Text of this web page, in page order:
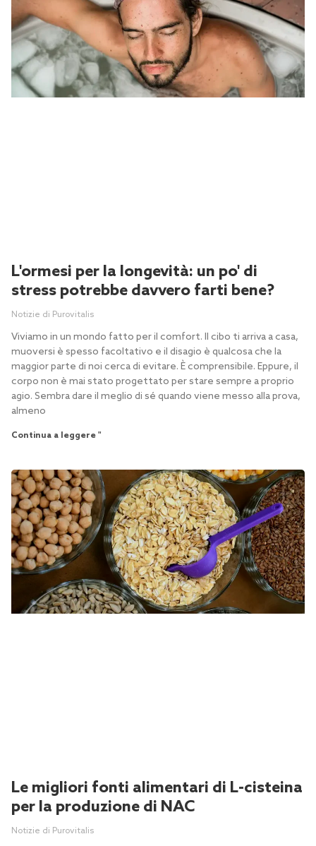
L'ormesi per la longevità: un po' di
stress potrebbe davvero farti bene?
Notizie di Purovitalis
Viviamo in un mondo fatto per il comfort. Il cibo ti arriva a casa,
muoversi è spesso facoltativo e il disagio è qualcosa che la
maggior parte di noi cerca di evitare. È comprensibile. Eppure, il
corpo non è mai stato progettato per stare sempre a proprio
agio. Sembra dare il meglio di sé quando viene messo alla prova,
almeno
Continua a leggere "
Le migliori fonti alimentari di L-cisteina
per la produzione di NAC
Notizie di Purovitalis